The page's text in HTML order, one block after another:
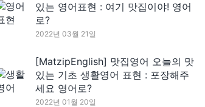
있는 영어표현 : 여기 맛집이야! 영어
로?
2022년 03월 21일
[MatzipEnglish] 맛집영어 오늘의 맛
있는 기초 생활영어 표현 : 포장해주
세요 영어로?
2022년 01월 20일